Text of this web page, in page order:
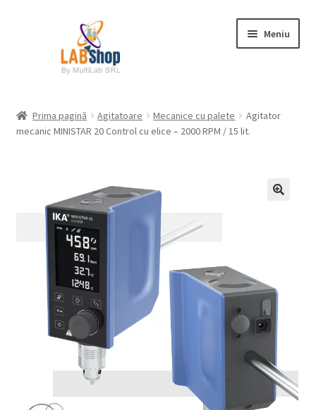
Meniu
Contul meu
Request a Quote
Condiții generale
Service
Prelucrarea datelor cu caracter personal
Prima pagină Agitatoare Mecanice cu palete
Agitator
mecanic MINISTAR 20 Control cu elice – 2000 RPM / 15 lit.